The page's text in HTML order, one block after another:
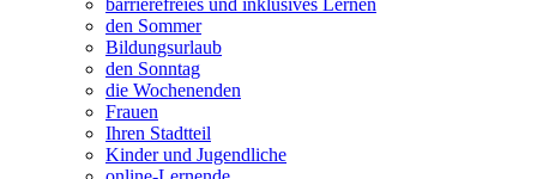
barrierefreies und inklusives Lernen
den Sommer
Bildungsurlaub
den Sonntag
die Wochenenden
Frauen
Ihren Stadtteil
Kinder und Jugendliche